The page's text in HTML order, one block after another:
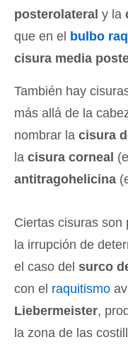
posterolateral y la
que en el bulbo
cisura media
También hay
más allá de la
nombrar la cisura
la cisura corneal
antitragohelicina
Ciertas cisuras son
la irrupción de
el caso del surco
con el raquitismo
Liebermeister,
la zona de las